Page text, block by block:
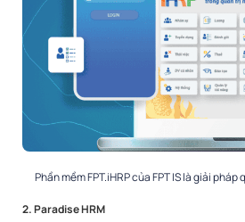
Phần mềm FPT.iHRP của FPT IS là giải
2. Paradise HRM